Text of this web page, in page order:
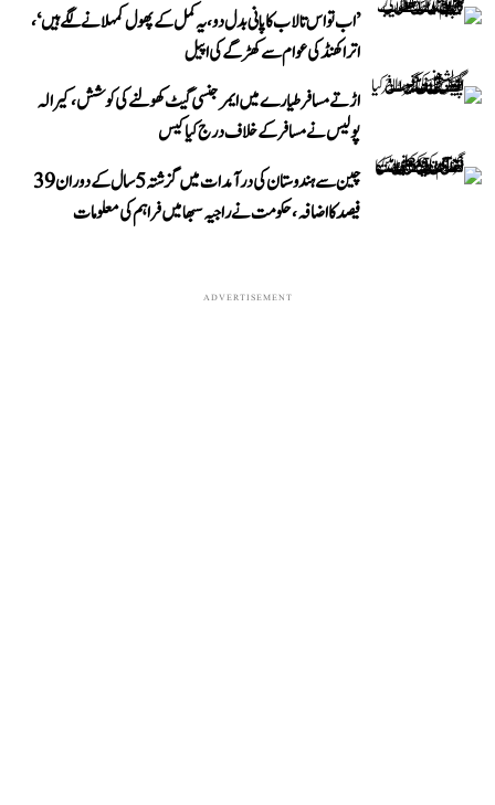
’اب تو اس تالاب کا پانی بدل دو، یہ کمل کے پھول کمہلانے لگے ہیں‘،
اتراکھنڈ کی عوام سے کھڑگے کی اپیل
اڑتے مسافر طیارے میں ایمرجنسی گیٹ کھولنے کی کوشش، کیرالہ
پولیس نے مسافر کے خلاف درج کیا کیس
چین سے ہندوستان کی درآمدات میں گزشتہ 5 سال کے دوران 39
فیصد کا اضافہ، حکومت نے راجیہ سبھا میں فراہم کی معلومات
ADVERTISEMENT